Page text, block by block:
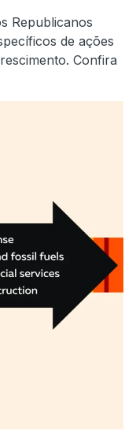
Republicanos
de ações
Confira